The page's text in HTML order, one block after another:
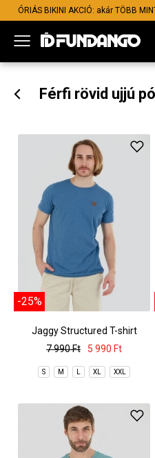
ÓRIÁS BIKINI AKCIÓ: akár TÖBB
Férfi rövid ujjú
-25%
Jaggy Structured T-shirt
7 990 Ft
5 990 Ft
S M L XL XXL